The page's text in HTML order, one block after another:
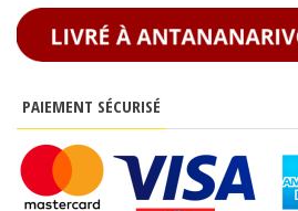
PAIEMENT SÉCURISÉ